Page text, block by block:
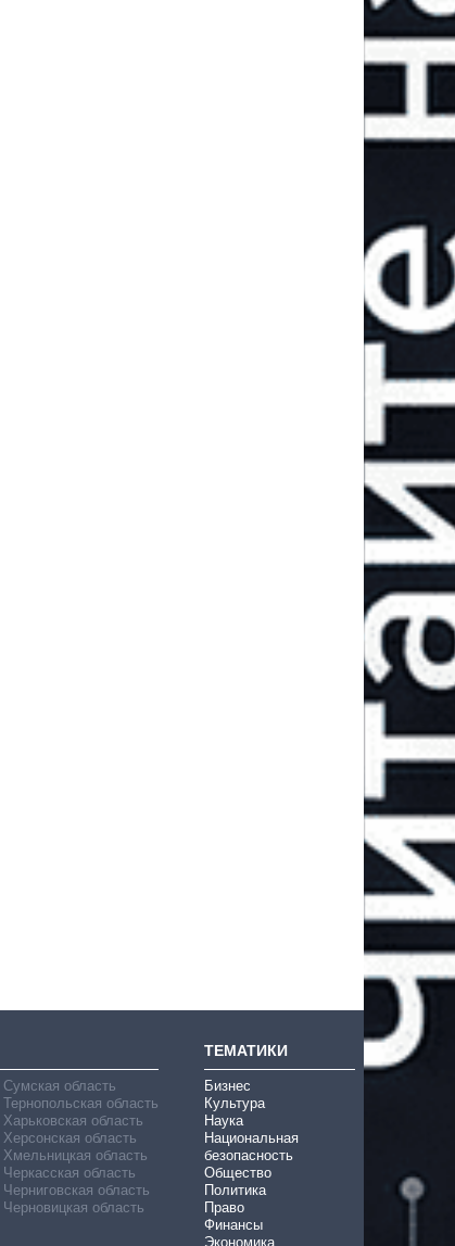
Сумская область
Тернопольская область
Харьковская область
Херсонская область
Хмельницкая область
Черкасская область
Черниговская область
Черновицкая область
ТЕМАТИКИ
Бизнес
Культура
Наука
Национальная
безопасность
Общество
Политика
Право
Финансы
Экономика